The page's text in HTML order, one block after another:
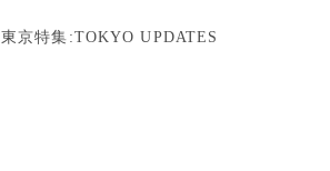
東京特集:TOKYO UPDATES